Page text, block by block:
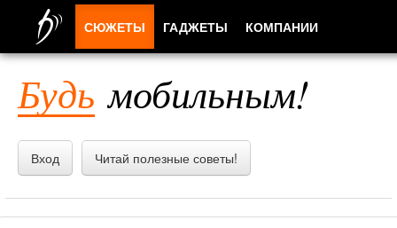
Будь мобильным!
Вход Читай полезные советы!
СЮЖЕТЫ ГАДЖЕТЫ КОМПАНИИ
ПРИЛОЖЕНИЯ